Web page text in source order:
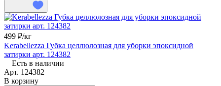
499 ₽/кг
Kerabellezza Губка целлюлозная для уборки эпоксидной
затирки арт. 124382
Есть в наличии
Арт. 124382
В корзину